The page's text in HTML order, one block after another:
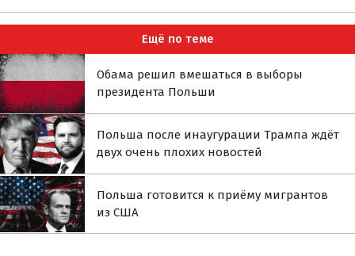
Ещё по теме
Обама решил вмешаться в выборы
президента Польши
Польша после инаугурации Трампа ждёт
двух очень плохих новостей
Польша готовится к приёму мигрантов
из США